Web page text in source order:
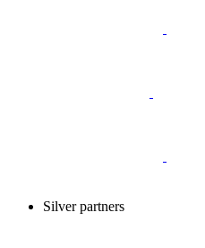
Silver partners